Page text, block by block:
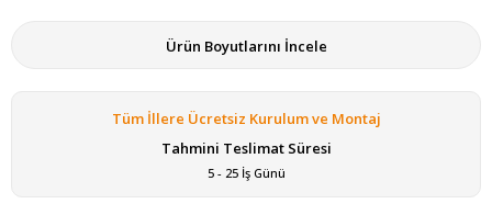
Ürün Boyutlarını İncele
Tüm İllere Ücretsiz Kurulum ve Montaj
Tahmini Teslimat Süresi
5 - 25 İş Günü